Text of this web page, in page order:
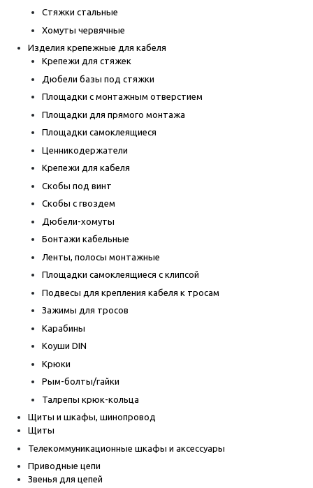
Стяжки стальные
Хомуты червячные
Изделия крепежные для кабеля
Крепежи для стяжек
Дюбели базы под стяжки
Площадки с монтажным отверстием
Площадки для прямого монтажа
Площадки самоклеящиеся
Ценникодержатели
Крепежи для кабеля
Скобы под винт
Скобы с гвоздем
Дюбели-хомуты
Бонтажи кабельные
Ленты, полосы монтажные
Площадки самоклеящиеся с клипсой
Подвесы для крепления кабеля к тросам
Зажимы для тросов
Карабины
Коуши DIN
Крюки
Рым-болты/гайки
Талрепы крюк-кольца
Щиты и шкафы, шинопровод
Щиты
Телекоммуникационные шкафы и аксессуары
Приводные цепи
Звенья для цепей